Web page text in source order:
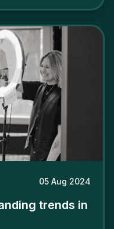
wand for it to be
05 Aug 2024
trends in